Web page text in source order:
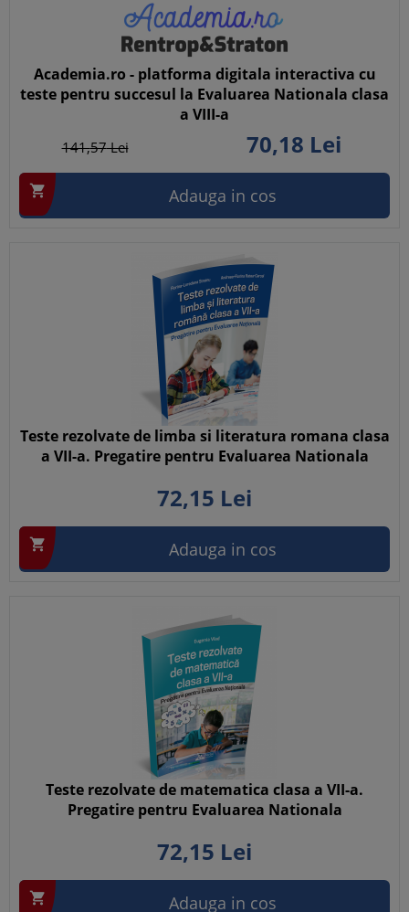
Academia.ro - platforma digitala interactiva cu
teste pentru succesul la Evaluarea Nationala clasa
a VIII-a
141,57Lei 70,18 Lei
 Adauga in cos
Teste rezolvate de limba si literatura romana clasa
a VII-a. Pregatire pentru Evaluarea Nationala
72,15 Lei
 Adauga in cos
Teste rezolvate de matematica clasa a VII-a.
Pregatire pentru Evaluarea Nationala
72,15 Lei
 Adauga in cos